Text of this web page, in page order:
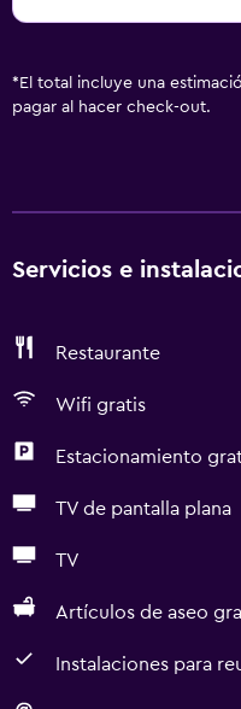
* El total incluye una
pagar al hacer check-out.
Servicios e
Restaurante
Wifi gratis
Estacionamiento
TV de pantalla plana
TV
Artículos de aseo
Instalaciones para